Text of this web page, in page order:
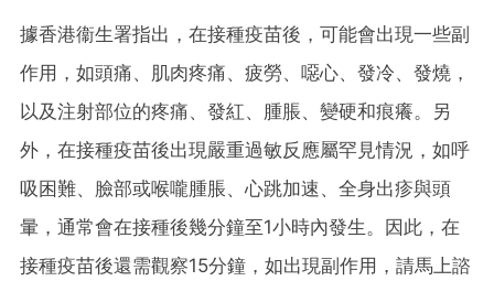
據香港衞生署指出，在接種疫苗後，可能會出現一些副
作用，如頭痛、肌肉疼痛、疲勞、噁心、發冷、發燒，
以及注射部位的疼痛、發紅、腫脹、變硬和痕癢。另
外，在接種疫苗後出現嚴重過敏反應屬罕見情況，如呼
吸困難、臉部或喉嚨腫脹、心跳加速、全身出疹與頭
暈，通常會在接種後幾分鐘至1小時內發生。因此，在
接種疫苗後還需觀察15分鐘，如出現副作用，請馬上諮